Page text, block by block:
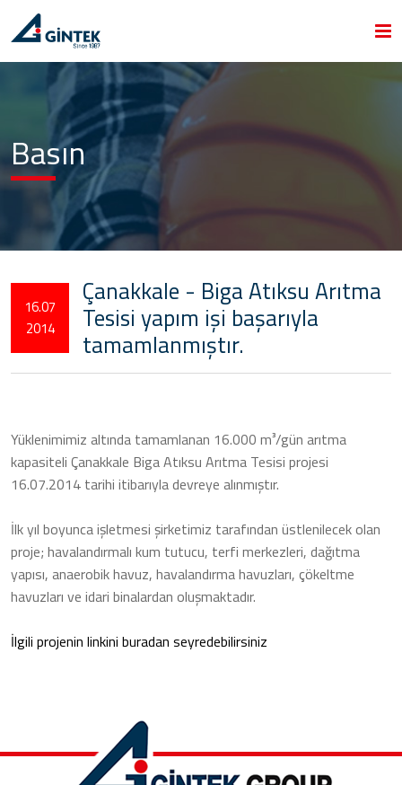
Basın
16.07
2014
Çanakkale - Biga Atıksu Arıtma
Tesisi yapım işi başarıyla
tamamlanmıştır.
Yüklenimimiz altında tamamlanan 16.000 m³/gün arıtma
kapasiteli Çanakkale Biga Atıksu Arıtma Tesisi projesi
16.07.2014 tarihi itibarıyla devreye alınmıştır.
İlk yıl boyunca işletmesi şirketimiz tarafından üstlenilecek olan
proje; havalandırmalı kum tutucu, terfi merkezleri, dağıtma
yapısı, anaerobik havuz, havalandırma havuzları, çökeltme
havuzları ve idari binalardan oluşmaktadır.
İlgili projenin linkini buradan seyredebilirsiniz